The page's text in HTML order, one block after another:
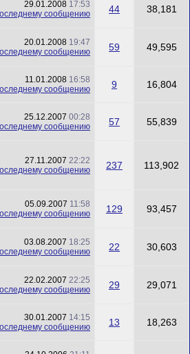
29.01.2008 17:53
44 38,181
20.01.2008 19:47
59 49,595
11.01.2008 16:58
9 16,804
25.12.2007 00:28
57 55,839
27.11.2007 22:22
237 113,902
05.09.2007 11:58
129 93,457
03.08.2007 18:25
22 30,603
22.02.2007 22:25
29 29,071
30.01.2007 14:15
13 18,263